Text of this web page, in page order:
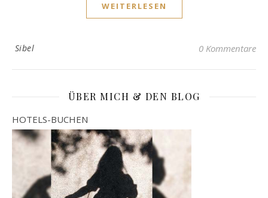
WEITERLESEN
Sibel 0 Kommentare
ÜBER MICH & DEN BLOG
HOTELS-BUCHEN